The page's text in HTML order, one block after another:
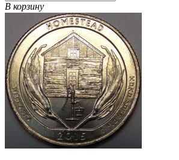
В корзину